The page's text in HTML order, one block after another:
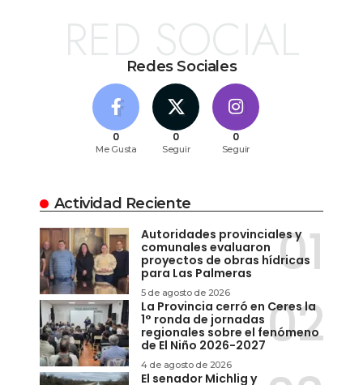
Redes Sociales
RED SOCIAL
0
Me Gusta
0
Seguir
0
Seguir
Actividad Reciente
Autoridades provinciales y
comunales evaluaron
proyectos de obras hídricas
para Las Palmeras
5 de agosto de 2026
La Provincia cerró en Ceres la
1° ronda de jornadas
regionales sobre el fenómeno
de El Niño 2026-2027
4 de agosto de 2026
El senador Michlig y